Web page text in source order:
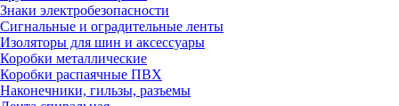
Знаки электробезопасности
Сигнальные и оградительные ленты
Изоляторы для шин и аксессуары
Коробки металлические
Коробки распаячные ПВХ
Наконечники, гильзы, разъемы